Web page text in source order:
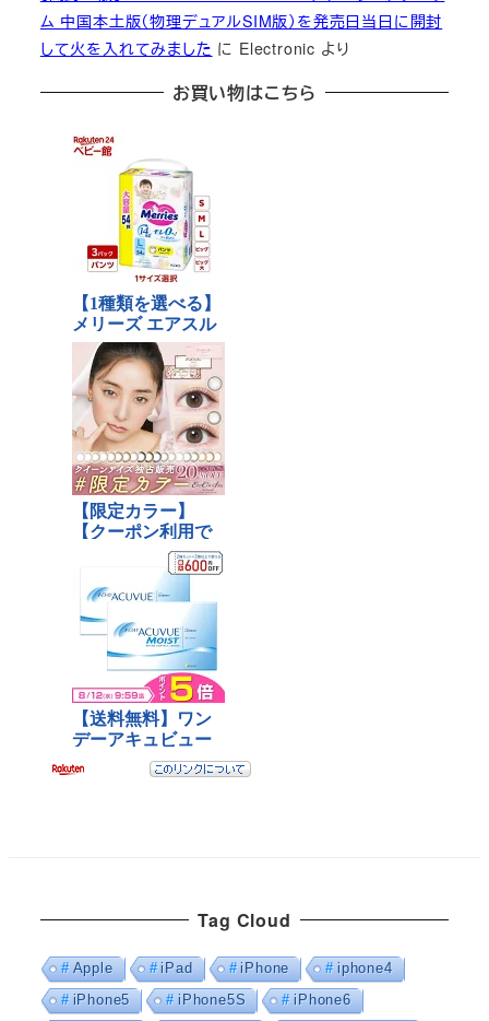
ム 中国本土版（物理デュアルSIM版）を発売日当日に開封
して火を入れてみました に Electronic より
お買い物はこちら
Tag Cloud
Apple iPad iPhone
iphone4
iPhone5
iPhone5S
iPhone6